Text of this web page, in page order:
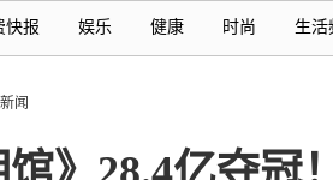
快报 娱乐 健康 时尚 生活
闻